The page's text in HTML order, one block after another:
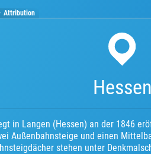
·Attribution
Hessen
in Langen (Hessen) an der 1846
Außenbahnsteige und einen
stehen unter